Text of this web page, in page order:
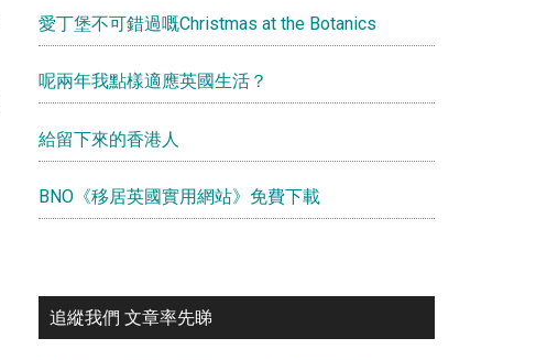
愛丁堡不可錯過嘅Christmas at the Botanics
呢兩年我點樣適應英國生活？
給留下來的香港人
BNO《移居英國實用網站》免費下載
追縱我們 文章率先睇